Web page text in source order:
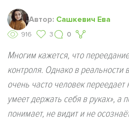
Автор: Сашкевич Ева
916 3 0
Многим кажется, что
контроля. Однако в реальности
очень часто человек переедает
умеет держать себя в руках», а
понимает, не видит и не